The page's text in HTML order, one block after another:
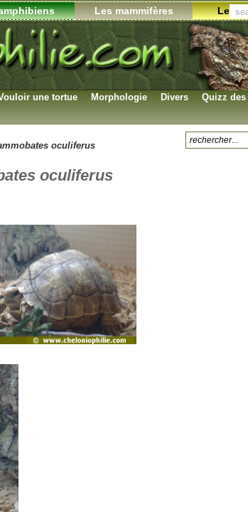
Les mammifères Les
une tortue Morphologie
Divers
identification
Les articles
Quizz
Les
oculiferus
oculiferus